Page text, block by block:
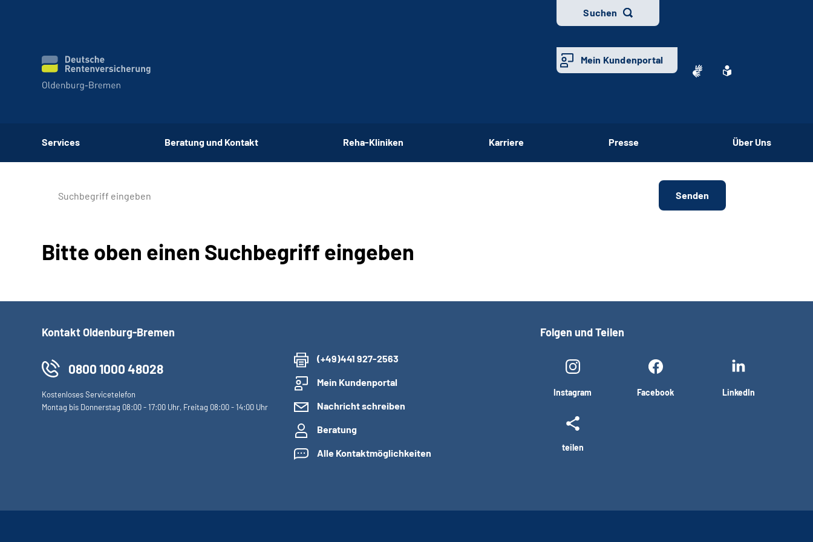
Suchen
Mein Kundenportal
Services Beratung und Kontakt Reha-Kliniken Karriere Presse Über Uns
Bitte oben einen Suchbegriff eingeben
Kontakt Oldenburg-Bremen
0800 1000 48028
Kostenloses Servicetelefon
Montag bis Donnerstag 08:00 - 17:00 Uhr, Freitag 08:00 - 14:00 Uhr
(+49)441 927-2563
Mein Kundenportal
Nachricht schreiben
Beratung
Alle Kontaktmöglichkeiten
Folgen und Teilen
Instagram Facebook LinkedIn
teilen